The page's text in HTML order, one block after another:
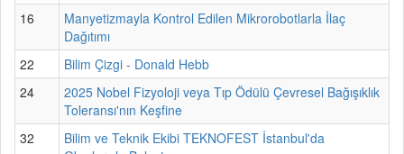
16
Manyetizmayla Kontrol Edilen Mikrorobotlarla İlaç
Dağıtımı
22
Bilim Çizgi - Donald Hebb
24
2025 Nobel Fizyoloji veya Tıp Ödülü Çevresel Bağışıklık
Toleransı'nın Keşfine
32
Bilim ve Teknik Ekibi TEKNOFEST İstanbul'da